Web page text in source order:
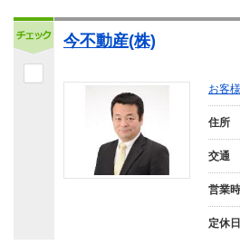
今不動産(株)
お客
住所
交通
営業
定休日